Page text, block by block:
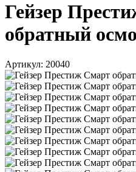
Гейзер
обратный
Артикул: 20040